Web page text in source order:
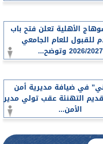
الأهلية تعلن فتح باب
للقبول للعام الجامعي
2026/2027 وتوضح...
في ضيافة مديرية أمن
التهنئة عقب تولي مدير
الأمن...